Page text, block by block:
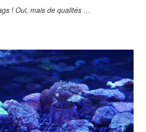
! Oui, mais de qualités …